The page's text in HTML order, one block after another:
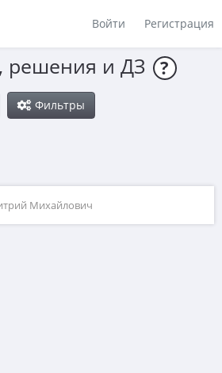
Войти Регистрация
решения и ДЗ ?
Фильтры
Михайлович